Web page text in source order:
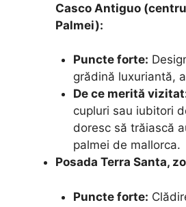
Casco Antiguo
Palmei):
Puncte forte:
grădină luxuriantă,
De ce merită
cupluri sau iubitori
doresc să trăiască
palmei de mallorca.
Posada Terra Santa,
Puncte forte: